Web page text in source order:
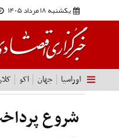
یکشنبه 18 مرداد 1405
اوراسیا جهان اکو
شروع